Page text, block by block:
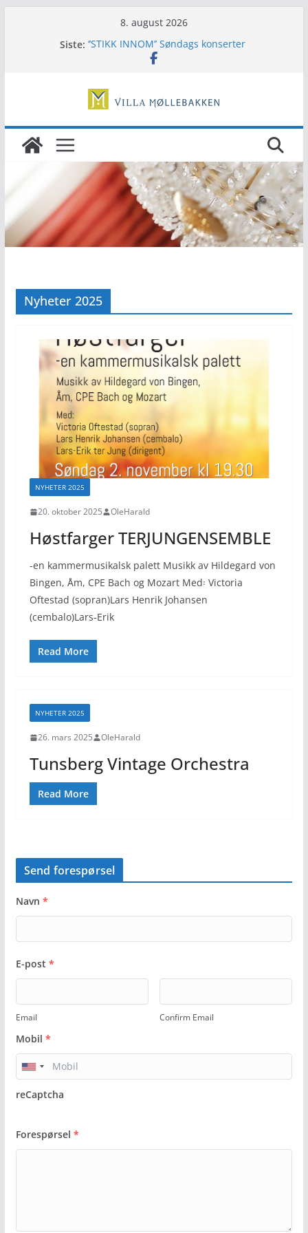
8. august 2026
Siste: ‘’STIKK INNOM’’ Søndags konserter
Musikals tapas
Tunsberg Vintage Orchestra
Hjelp oss å bevare
Nyheter 2025
NYHETER 2025
20. oktober 2025 OleHarald
Høstfarger TERJUNGENSEMBLE
‑en kammermusikalsk palett Musikk av Hildegard von
Bingen, Åm, CPE Bach og Mozart Med꞉ Victoria
Oftestad (sopran)Lars Henrik Johansen
(cembalo)Lars‑Erik
Read More
NYHETER 2025
26. mars 2025 OleHarald
Tunsberg Vintage Orchestra
Read More
Send forespørsel
Navn *
E-post *
Email Confirm Email
Mobil *
reCaptcha
Forespørsel *